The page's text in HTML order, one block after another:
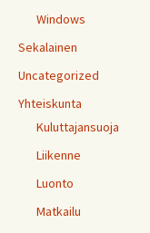
Windows
Sekalainen
Uncategorized
Yhteiskunta
Kuluttajansuoja
Liikenne
Luonto
Matkailu